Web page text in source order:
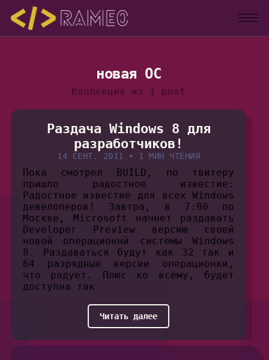
новая ОС
Коллекция из 1 post
Раздача Windows 8 для
разработчиков!
14 СЕНТ. 2011 • 1 МИН ЧТЕНИЯ
Пока смотрел BUILD, по твитеру
пришло радостное известие:
Радостное известие для всех Windows
девелоперов! Завтра, в 7:00 по
Москве, Microsoft начнет раздавать
Developer Preview версию своей
новой операционнй системы Windows
8. Раздаваться будут как 32 так и
64 разрядные версии операционки,
что радует. Плюс ко всему, будет
доступна так
Читать далее